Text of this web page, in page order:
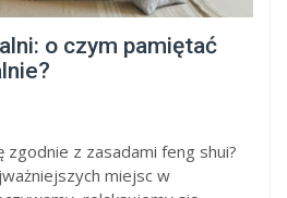
o czym pamiętać
zgodnie z zasadami feng shui?
miejsc w